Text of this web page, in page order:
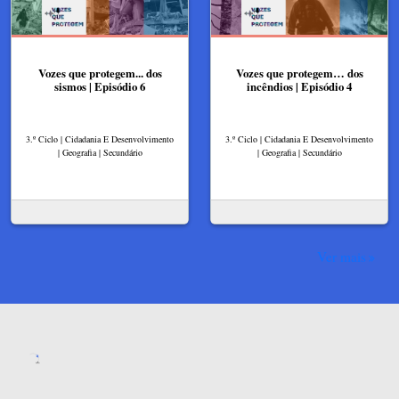
Vozes que protegem... dos
sismos | Episódio 6
3.º Ciclo | Cidadania E Desenvolvimento
| Geografia | Secundário
Vozes que protegem… dos
incêndios | Episódio 4
3.º Ciclo | Cidadania E Desenvolvimento
| Geografia | Secundário
Ver mais